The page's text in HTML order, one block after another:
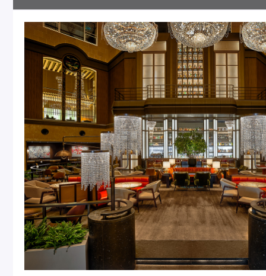
アニバーサリー
ケーキ
Gâteaux
d'Anniversaire
チ
焼き菓子
Sablé et gateaux de
voyage
ク
他
紅茶
Thés
贈
アイス
Glaces
冷